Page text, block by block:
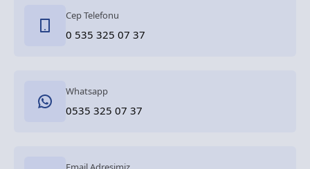
Cep Telefonu
0 535 325 07 37
Whatsapp
0535 325 07 37